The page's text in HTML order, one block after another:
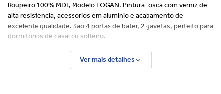
Roupeiro 100% MDF, Modelo LOGAN. Pintura fosca com verniz de
alta resistencia, acessorios em aluminio e acabamento de
excelente qualidade. Sao 4 portas de bater, 2 gavetas, perfeito para
dormitorios de casal ou solteiro.
Ver mais detalhes